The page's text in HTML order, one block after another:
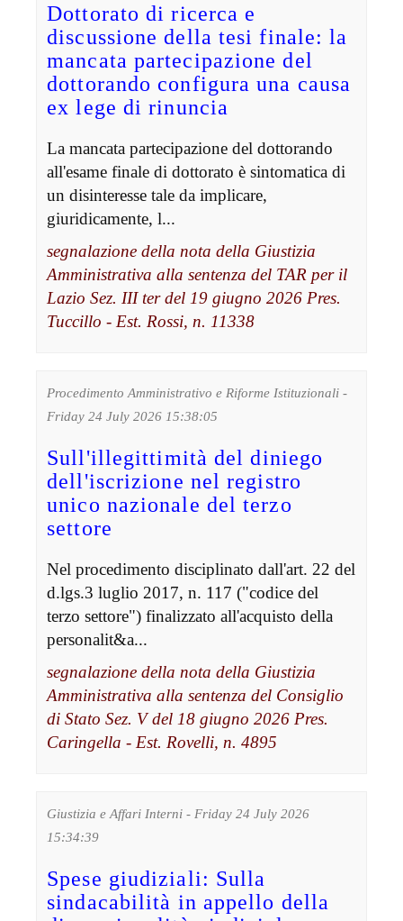
Dottorato di ricerca e
discussione della tesi finale: la
mancata partecipazione del
dottorando configura una causa
ex lege di rinuncia
La mancata partecipazione del dottorando
all'esame finale di dottorato è sintomatica di
un disinteresse tale da implicare,
giuridicamente, l...
segnalazione della nota della Giustizia
Amministrativa alla sentenza del TAR per il
Lazio Sez. III ter del 19 giugno 2026 Pres.
Tuccillo - Est. Rossi, n. 11338
Procedimento Amministrativo e Riforme Istituzionali -
Friday 24 July 2026 15:38:05
Sull'illegittimità del diniego
dell'iscrizione nel registro
unico nazionale del terzo
settore
Nel procedimento disciplinato dall'art. 22 del
d.lgs.3 luglio 2017, n. 117 ("codice del
terzo settore") finalizzato all'acquisto della
personalit&a...
segnalazione della nota della Giustizia
Amministrativa alla sentenza del Consiglio
di Stato Sez. V del 18 giugno 2026 Pres.
Caringella - Est. Rovelli, n. 4895
Giustizia e Affari Interni - Friday 24 July 2026
15:34:39
Spese giudiziali: Sulla
sindacabilità in appello della